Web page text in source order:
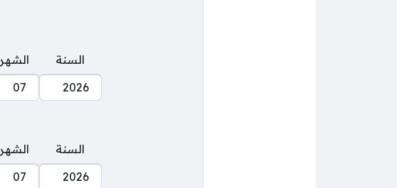
السنة
الشهر
السنة
الشهر